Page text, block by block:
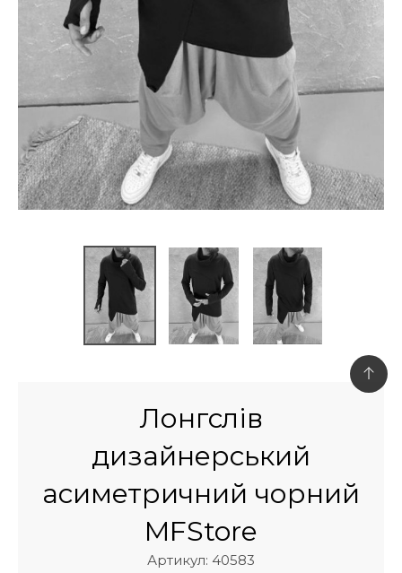
Лонгслів
дизайнерський
асиметричний чорний
MFStore
Артикул: 40583